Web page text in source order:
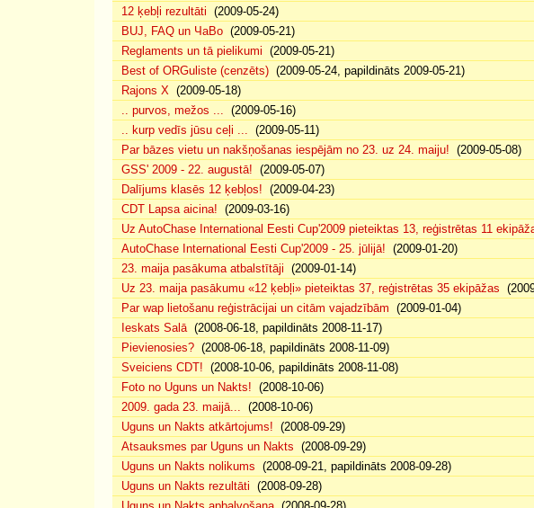
12 ķebļi rezultāti (2009-05-24)
BUJ, FAQ un ЧаВо (2009-05-21)
Reglaments un tā pielikumi (2009-05-21)
Best of ORGuliste (cenzēts) (2009-05-24, papildināts 2009-05-21)
Rajons X (2009-05-18)
.. purvos, mežos ... (2009-05-16)
.. kurp vedīs jūsu ceļi ... (2009-05-11)
Par bāzes vietu un nakšņošanas iespējām no 23. uz 24. maiju! (2009-05-08)
GSS' 2009 - 22. augustā! (2009-05-07)
Dalījums klasēs 12 ķebļos! (2009-04-23)
CDT Lapsa aicina! (2009-03-16)
Uz AutoChase International Eesti Cup'2009 pieteiktas 13, reģistrētas 11
AutoChase International Eesti Cup'2009 - 25. jūlijā! (2009-01-20)
23. maija pasākuma atbalstītāji (2009-01-14)
Uz 23. maija pasākumu «12 ķebļi» pieteiktas 37, reģistrētas 35 ekipāžas
Par wap lietošanu reģistrācijai un citām vajadzībām (2009-01-04)
Ieskats Salā(2008-06-18, papildināts 2008-11-17)
Pievienosies? (2008-06-18, papildināts 2008-11-09)
Sveiciens CDT! (2008-10-06, papildināts 2008-11-08)
Foto no Uguns un Nakts! (2008-10-06)
2009. gada 23. maijā... (2008-10-06)
Uguns un Nakts atkārtojums! (2008-09-29)
Atsauksmes par Uguns un Nakts (2008-09-29)
Uguns un Nakts nolikums (2008-09-21, papildināts 2008-09-28)
Uguns un Nakts rezultāti (2008-09-28)